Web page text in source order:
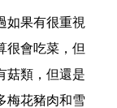
如果有很重視
很會吃菜，但
菇類，但還是
梅花豬肉和雪